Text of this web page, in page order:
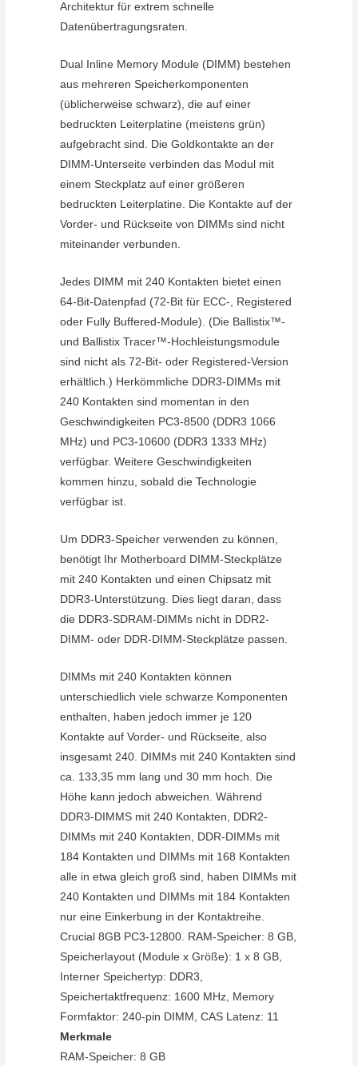
Architektur für extrem schnelle
Datenübertragungsraten.
Dual Inline Memory Module (DIMM) bestehen
aus mehreren Speicherkomponenten
(üblicherweise schwarz), die auf einer
bedruckten Leiterplatine (meistens grün)
aufgebracht sind. Die Goldkontakte an der
DIMM-Unterseite verbinden das Modul mit
einem Steckplatz auf einer größeren
bedruckten Leiterplatine. Die Kontakte auf der
Vorder- und Rückseite von DIMMs sind nicht
miteinander verbunden.
Jedes DIMM mit 240 Kontakten bietet einen
64-Bit-Datenpfad (72-Bit für ECC-, Registered
oder Fully Buffered-Module). (Die Ballistix™-
und Ballistix Tracer™-Hochleistungsmodule
sind nicht als 72-Bit- oder Registered-Version
erhältlich.) Herkömmliche DDR3-DIMMs mit
240 Kontakten sind momentan in den
Geschwindigkeiten PC3-8500 (DDR3 1066
MHz) und PC3-10600 (DDR3 1333 MHz)
verfügbar. Weitere Geschwindigkeiten
kommen hinzu, sobald die Technologie
verfügbar ist.
Um DDR3-Speicher verwenden zu können,
benötigt Ihr Motherboard DIMM-Steckplätze
mit 240 Kontakten und einen Chipsatz mit
DDR3-Unterstützung. Dies liegt daran, dass
die DDR3-SDRAM-DIMMs nicht in DDR2-
DIMM- oder DDR-DIMM-Steckplätze passen.
DIMMs mit 240 Kontakten können
unterschiedlich viele schwarze Komponenten
enthalten, haben jedoch immer je 120
Kontakte auf Vorder- und Rückseite, also
insgesamt 240. DIMMs mit 240 Kontakten sind
ca. 133,35 mm lang und 30 mm hoch. Die
Höhe kann jedoch abweichen. Während
DDR3-DIMMS mit 240 Kontakten, DDR2-
DIMMs mit 240 Kontakten, DDR-DIMMs mit
184 Kontakten und DIMMs mit 168 Kontakten
alle in etwa gleich groß sind, haben DIMMs mit
240 Kontakten und DIMMs mit 184 Kontakten
nur eine Einkerbung in der Kontaktreihe.
Crucial 8GB PC3-12800. RAM-Speicher: 8 GB,
Speicherlayout (Module x Größe): 1 x 8 GB,
Interner Speichertyp: DDR3,
Speichertaktfrequenz: 1600 MHz, Memory
Formfaktor: 240-pin DIMM, CAS Latenz: 11
Merkmale
RAM-Speicher: 8 GB